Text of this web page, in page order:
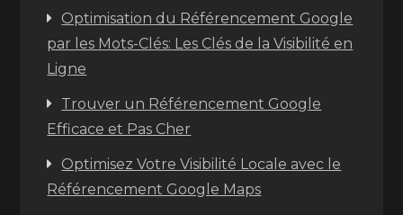
Optimisation du Référencement Google
par les Mots-Clés: Les Clés de la Visibilité en
Ligne
Trouver un Référencement Google
Efficace et Pas Cher
Optimisez Votre Visibilité Locale avec le
Référencement Google Maps